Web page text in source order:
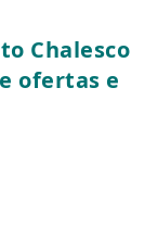
Chalesco
ofertas e